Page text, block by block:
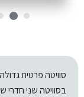
סוויטה פרטית
בסוויטה שני חדרי